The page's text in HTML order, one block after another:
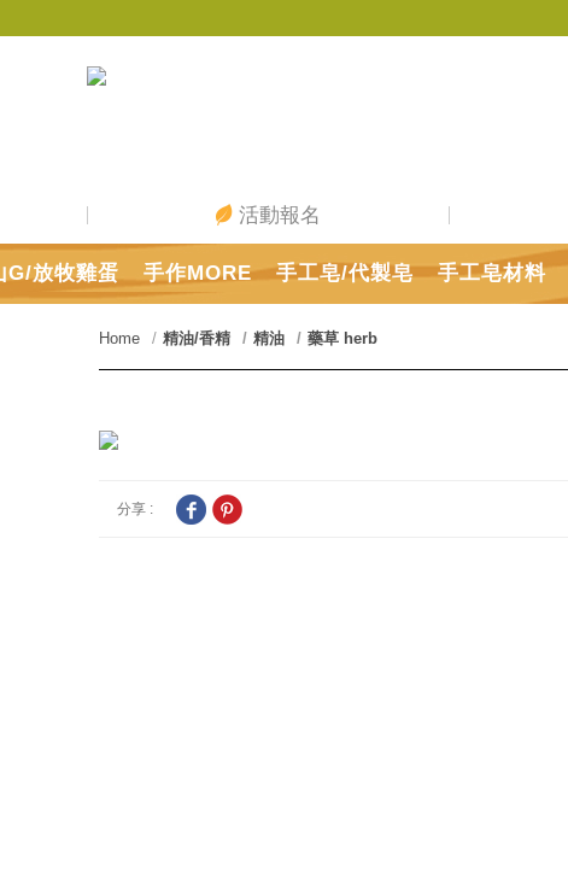
G/放牧雞蛋 手作MORE 手工皂/代製皂 手工皂材料
活動報名
Home 精油/香精 精油 藥草 herb
分享 :